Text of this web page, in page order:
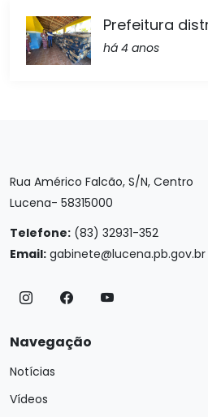
Prefeitura
há 4 anos
Rua Américo Falcão, S/N, Centro
Lucena- 58315000
Telefone: (83) 32931-352
Email: gabinete@lucena.pb.gov.br
Navegação
Notícias
Vídeos